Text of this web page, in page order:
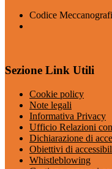
Codice
Sezione Link Utili
Cookie policy
Note legali
Informativa Privacy
Ufficio Relazioni
Dichiarazione di
Obiettivi di
Whistleblowing